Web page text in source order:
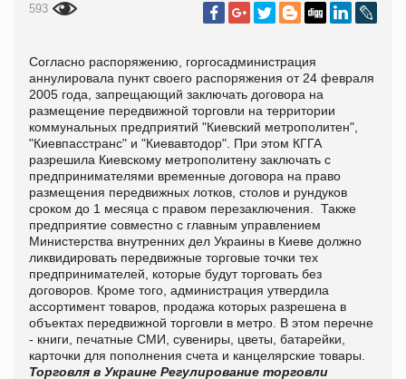
593
Согласно распоряжению, горгосадминистрация
аннулировала пункт своего распоряжения от 24 февраля
2005 года, запрещающий заключать договора на
размещение передвижной торговли на территории
коммунальных предприятий "Киевский метрополитен",
"Киевпасстранс" и "Киевавтодор". При этом КГГА
разрешила Киевскому метрополитену заключать с
предпринимателями временные договора на право
размещения передвижных лотков, столов и рундуков
сроком до 1 месяца с правом перезаключения. Также
предприятие совместно с главным управлением
Министерства внутренних дел Украины в Киеве должно
ликвидировать передвижные торговые точки тех
предпринимателей, которые будут торговать без
договоров. Кроме того, администрация утвердила
ассортимент товаров, продажа которых разрешена в
объектах передвижной торговли в метро. В этом перечне
- книги, печатные СМИ, сувениры, цветы, батарейки,
карточки для пополнения счета и канцелярские товары.
Торговля в Украине Регулирование торговли